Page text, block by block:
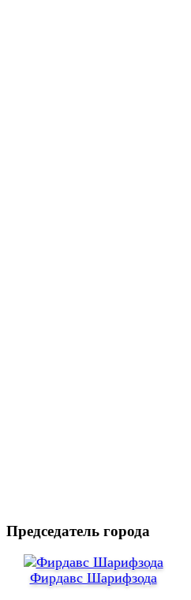
Председатель города
Фирдавс Шарифзода